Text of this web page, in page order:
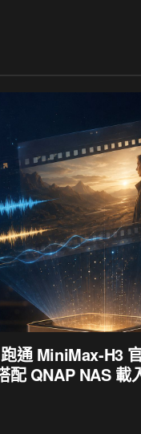
通 MiniMax-H3
配 QNAP NAS 載